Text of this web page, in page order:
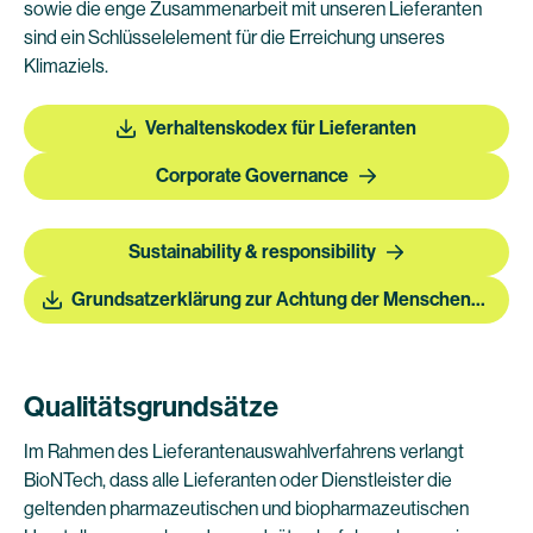
sowie die enge Zusammenarbeit mit unseren Lieferanten
sind ein Schlüsselelement für die Erreichung unseres
Klimaziels.
Verhaltenskodex für Lieferanten
Corporate Governance
Sustainability & responsibility
Grundsatzerklärung zur Achtung der Menschenrechte
Qualitätsgrundsätze
Im Rahmen des Lieferantenauswahlverfahrens verlangt
BioNTech, dass alle Lieferanten oder Dienstleister die
geltenden pharmazeutischen und biopharmazeutischen